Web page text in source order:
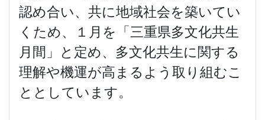
認め合い、共に地域社会を築いてい
くため、１月を「三重県多文化共生
月間」と定め、多文化共生に関する
理解や機運が高まるよう取り組むこ
ととしています。